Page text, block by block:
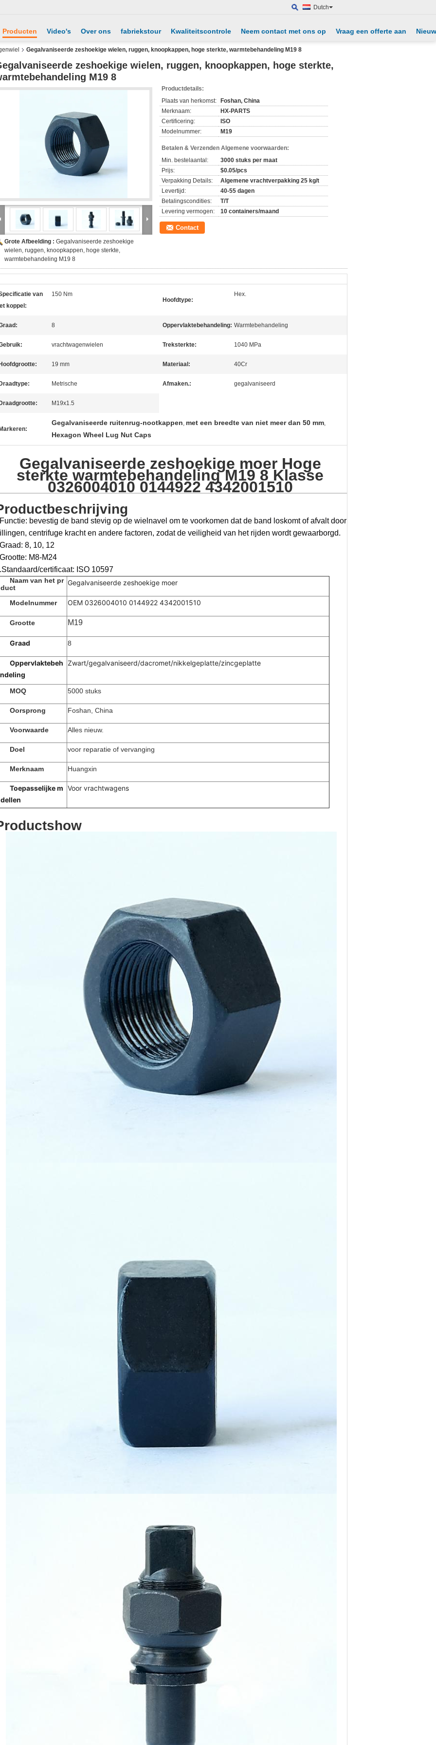
Dutch
Producten Video's Over ons fabriekstour Kwaliteitscontrole Neem contact met ons op Vraag een offerte aan
Gegalvaniseerde zeshoekige wielen, ruggen, knoopkappen, hoge sterkte, warmtebehandeling M19 8
zeshoekige wielen, ruggen, knoopkappen, hoge sterkte,
M19 8
Grote Afbeelding : Gegalvaniseerde zeshoekige
wielen, ruggen, knoopkappen, hoge sterkte,
warmtebehandeling M19 8
Productdetails:
Plaats van herkomst:
Foshan, China
Merknaam:
HX-PARTS
Certificering:
ISO
Modelnummer:
M19
Betalen & Verzenden Algemene voorwaarden:
Min. bestelaantal:
3000 stuks per maat
Prijs:
$0.05/pcs
Verpakking Details:
Algemene vrachtverpakking 25 kg/t
Levertijd:
40-55 dagen
Betalingscondities:
T/T
Levering vermogen:
10 containers/maand
Contact
van
koppel:
150 Nm
Hoofdtype:
Hex.
8 Oppervlaktebehandeling: Warmtebehandeling
vrachtwagenwielen Treksterkte: 1040 MPa
19 mm Materiaal: 40Cr
Metrische Afmaken.: gegalvaniseerd
M19x1.5
Gegalvaniseerde ruitenrug-nootkappen, met een breedte van niet meer dan 50 mm,
Hexagon Wheel Lug Nut Caps
Gegalvaniseerde zeshoekige moer Hoge
sterkte warmtebehandeling M19 8 Klasse
0326004010 0144922 4342001510
bevestig de band stevig op de wielnavel om te voorkomen dat de band loskomt of afvalt door
centrifuge kracht en andere factoren, zodat de veiligheid van het rijden wordt gewaarborgd.
8, 10, 12
M8-M24
certificaat: ISO 10597
Naam van het pr Gegalvaniseerde zeshoekige moer
Modelnummer OEM 0326004010 0144922 4342001510
Grootte M19
Graad 8
Oppervlaktebeh Zwart/gegalvaniseerd/dacromet/nikkelgeplatte/zincgeplatte
MOQ 5000 stuks
Oorsprong Foshan, China
Voorwaarde Alles nieuw.
Doel voor reparatie of vervanging
Merknaam Huangxin
Toepasselijke m Voor vrachtwagens